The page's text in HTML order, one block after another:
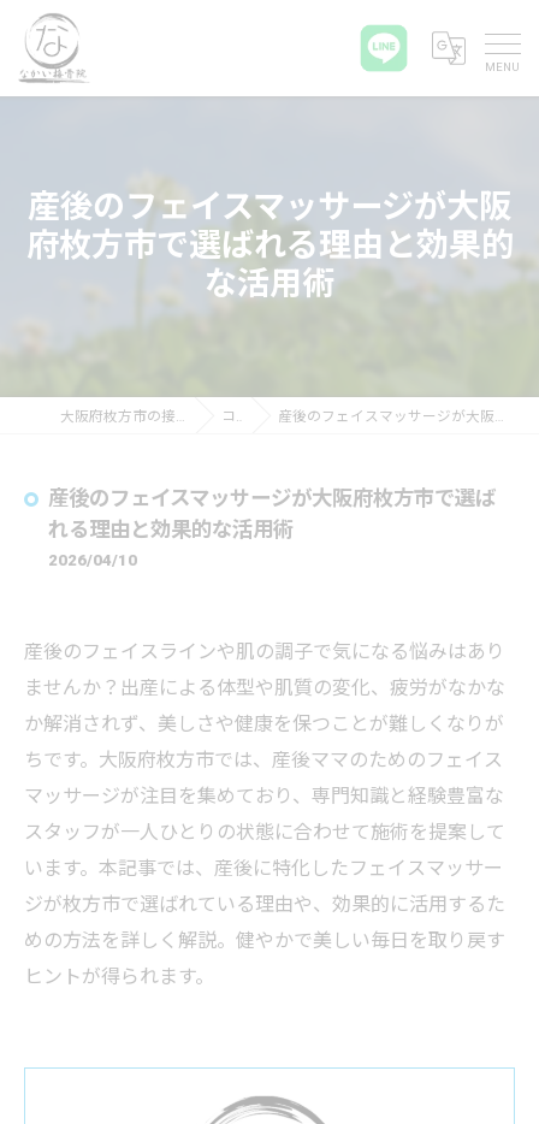
産後のフェイスマッサージが大阪
府枚方市で選ばれる理由と効果的
な活用術
大阪府枚方市の接骨院ならなかい接骨院 コラム 産後のフェイスマッサージが大阪府枚方市で選ばれる理由と効果的な活用術
産後のフェイスマッサージが大阪府枚方市で選ば
れる理由と効果的な活用術
2026/04/10
産後のフェイスラインや肌の調子で気になる悩みはあり
ませんか？出産による体型や肌質の変化、疲労がなかな
か解消されず、美しさや健康を保つことが難しくなりが
ちです。大阪府枚方市では、産後ママのためのフェイス
マッサージが注目を集めており、専門知識と経験豊富な
スタッフが一人ひとりの状態に合わせて施術を提案して
います。本記事では、産後に特化したフェイスマッサー
ジが枚方市で選ばれている理由や、効果的に活用するた
めの方法を詳しく解説。健やかで美しい毎日を取り戻す
ヒントが得られます。